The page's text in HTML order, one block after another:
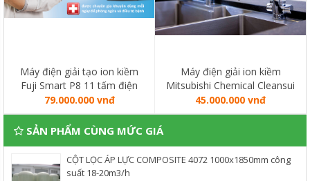
Máy điện giải tạo ion kiềm
Fuji Smart P8 11 tấm điện
cực sản xuất Nhật Bản
79.000.000 vnđ
Máy điện giải ion kiềm
Mitsubishi Chemical Cleansui
EU301 Nhật Bản
45.000.000 vnđ
SẢN PHẨM CÙNG MỨC GIÁ
CỘT LỌC ÁP LỰC COMPOSITE 4072 1000x1850mm công
suất 18-20m3/h